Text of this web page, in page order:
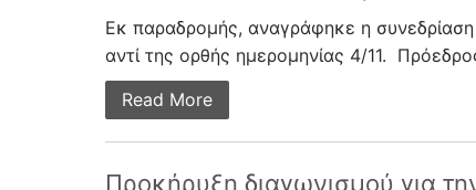
Eκ παραδρομής, αναγράφηκε η
αντί της ορθής ημερομηνίας 4/11.
Read More
Προκήρυξη διαγωνισμού για